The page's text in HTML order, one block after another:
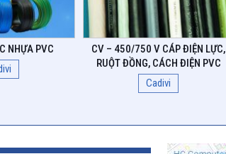
NHỰA PVC
CV – 450/750 V CÁP ĐIỆN LỰC,
RUỘT ĐỒNG, CÁCH ĐIỆN PVC
Cadivi